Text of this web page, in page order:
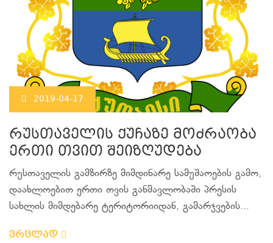
2019-04-17
რუსთაველის ქუჩაზე მოძრაობა
ერთი თვით შეიზღუდება
რუსთაველის გამზირზე მიმდინარე სამუშაოების გამო,
დაახლოებით ერთი თვის განმავლობაში პრესის
სახლის მიმდებარე ტერიტორიიდან, გამარჯვების...
ვრცლად